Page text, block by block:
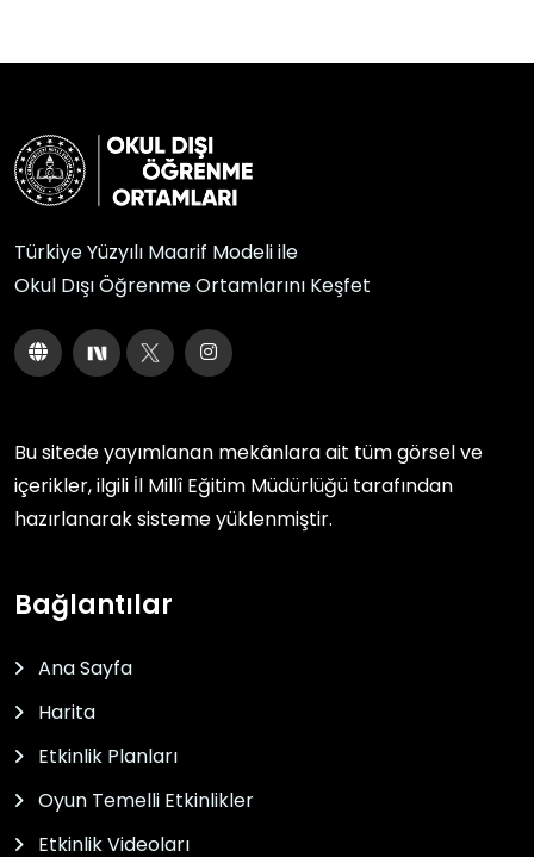
Türkiye Yüzyılı Maarif Modeli ile
Okul Dışı Öğrenme Ortamlarını Keşfet
Bu sitede yayımlanan mekânlara ait tüm görsel ve
içerikler, ilgili İl Millî Eğitim Müdürlüğü tarafından
hazırlanarak sisteme yüklenmiştir.
Bağlantılar
Ana Sayfa
Harita
Etkinlik Planları
Oyun Temelli Etkinlikler
Etkinlik Videoları